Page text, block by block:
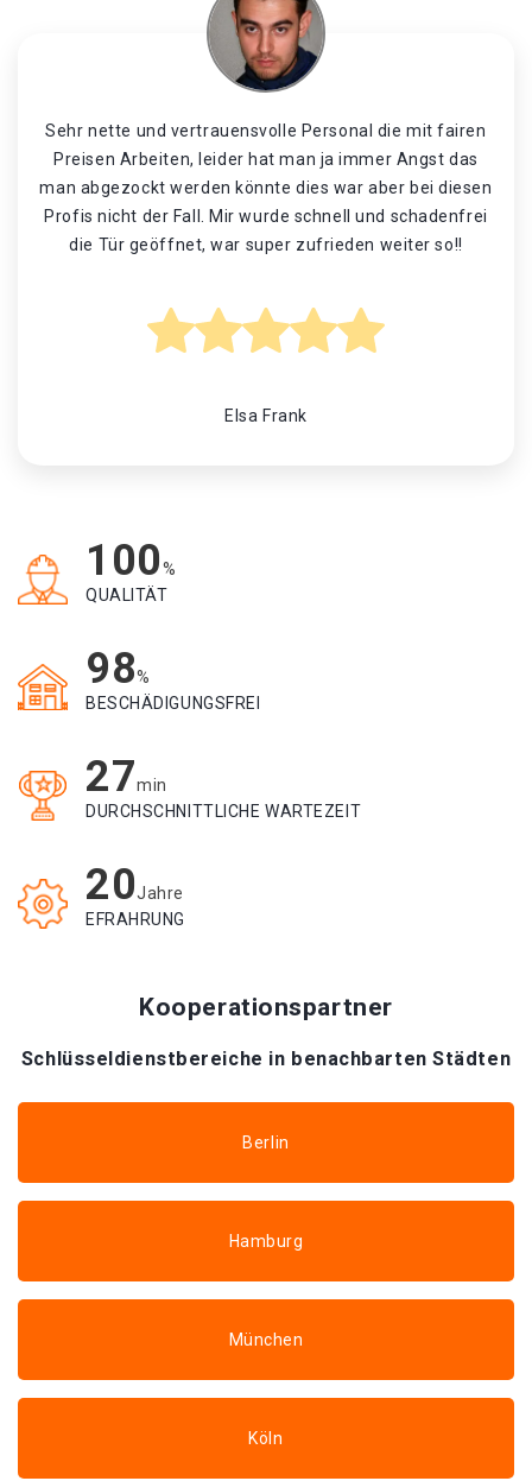
Sehr nette und vertrauensvolle Personal die mit fairen
Preisen Arbeiten, leider hat man ja immer Angst das
man abgezockt werden könnte dies war aber bei diesen
Profis nicht der Fall. Mir wurde schnell und schadenfrei
die Tür geöffnet, war super zufrieden weiter so!!
Elsa Frank
100%
QUALITÄT
98%
BESCHÄDIGUNGSFREI
27min
DURCHSCHNITTLICHE WARTEZEIT
20Jahre
EFRAHRUNG
Kooperationspartner
Schlüsseldienstbereiche in benachbarten Städten
Berlin
Hamburg
München
Köln